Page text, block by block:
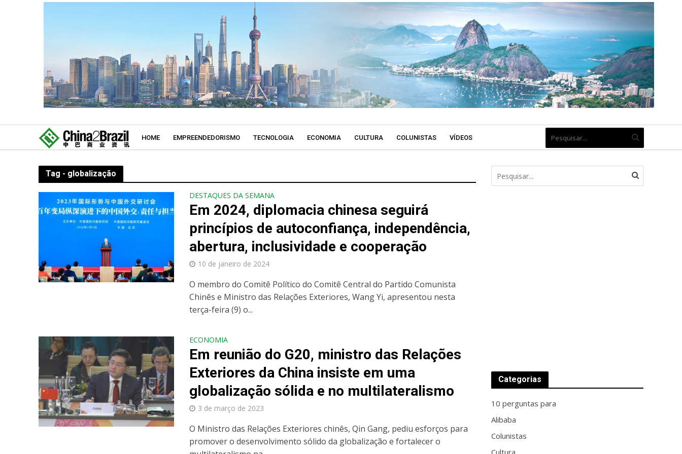
HOME EMPREENDEDORISMO TECNOLOGIA ECONOMIA CULTURA COLUNISTAS VÍDEOS
Tag - globalização
DESTAQUES DA SEMANA
Em 2024, diplomacia chinesa seguirá
princípios de autoconfiança, independência,
abertura, inclusividade e cooperação
10 de janeiro de 2024
O membro do Comitê Político do Comitê Central do Partido Comunista
Chinês e Ministro das Relações Exteriores, Wang Yi, apresentou nesta
terça-feira (9) o...
ECONOMIA
Em reunião do G20, ministro das Relações
Exteriores da China insiste em uma
globalização sólida e no multilateralismo
3 de março de 2023
O Ministro das Relações Exteriores chinês, Qin Gang, pediu esforços para
promover o desenvolvimento sólido da globalização e fortalecer o
Categorias
10 perguntas para
Alibaba
Colunistas
Cultura